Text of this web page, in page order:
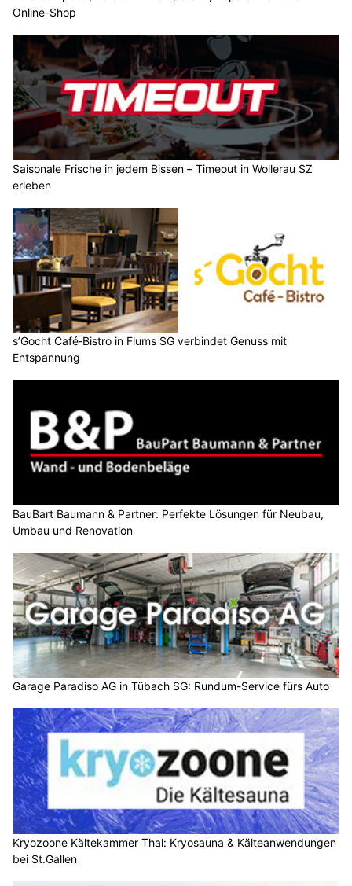
Online-Shop
Saisonale Frische in jedem Bissen – Timeout in Wollerau SZ
erleben
s’Gocht Café‑Bistro in Flums SG verbindet Genuss mit
Entspannung
BauBart Baumann & Partner: Perfekte Lösungen für Neubau,
Umbau und Renovation
Garage Paradiso AG in Tübach SG: Rundum-Service fürs Auto
Kryozoone Kältekammer Thal: Kryosauna & Kälteanwendungen
bei St.Gallen